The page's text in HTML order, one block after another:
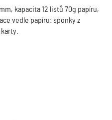
kapacita 12 listů 70g papíru,
vedle papíru: sponky z